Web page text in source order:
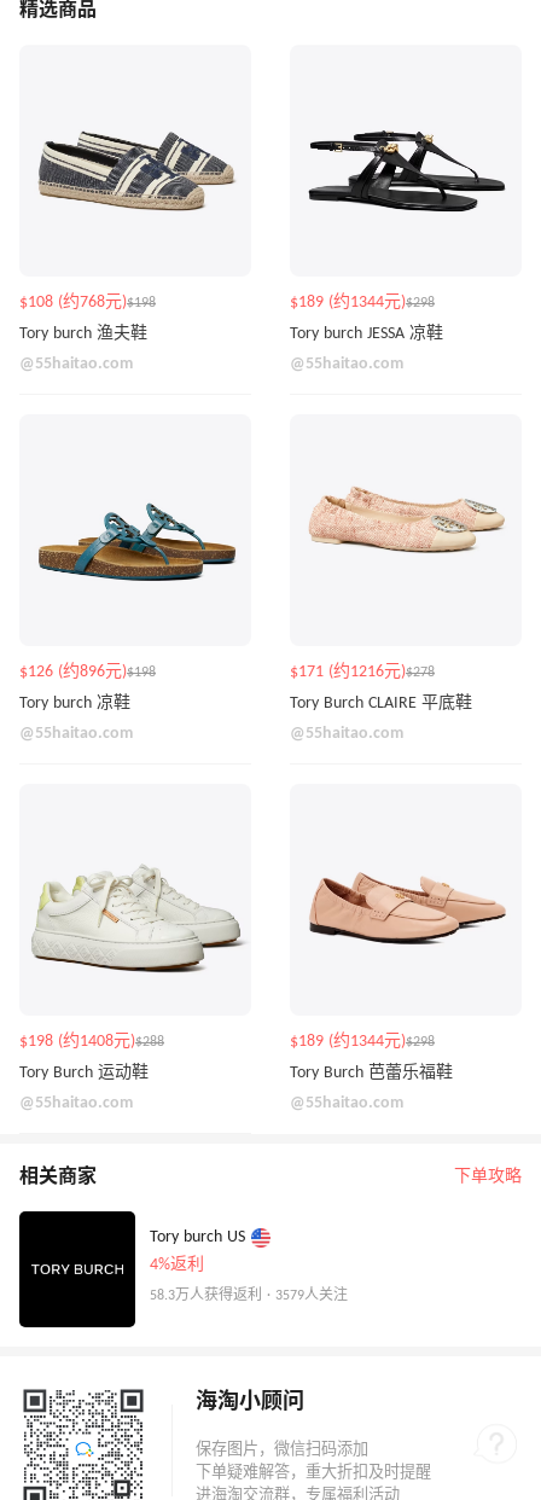
精选商品
$108 (约768元)$198
Tory burch 渔夫鞋
@55haitao.com
$189 (约1344元)$298
Tory burch JESSA 凉鞋
@55haitao.com
$126 (约896元)$198
Tory burch 凉鞋
@55haitao.com
$171 (约1216元)$278
Tory Burch CLAIRE 平底鞋
@55haitao.com
$198 (约1408元)$288
Tory Burch 运动鞋
@55haitao.com
$189 (约1344元)$298
Tory Burch 芭蕾乐福鞋
@55haitao.com
相关商家 下单攻略
Tory burch US
4%返利
58.3万人获得返利 · 3579人关注
海淘小顾问